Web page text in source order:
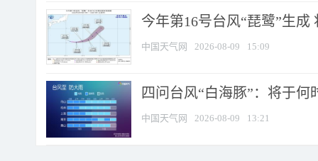
今年第16号台风“琵鹭”生
中国天气网 2026-08-09 15:09
四问台风“白海豚”：将于
中国天气网 2026-08-09 13:21